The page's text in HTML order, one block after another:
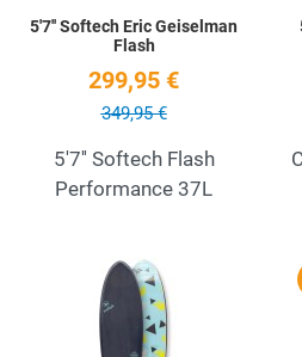
5'7'' Softech Eric Geiselman
Flash
299,95 €
349,95 €
5'7'' Softech Flash
Performance 37L